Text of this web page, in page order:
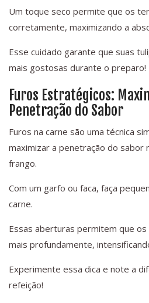
Um toque seco permite que os
corretamente, maximizando a
Esse cuidado garante que suas
mais gostosas durante o preparo!
Furos Estratégicos:
Penetração do Sabor
Furos na carne são uma técnica
maximizar a penetração do sabor
frango.
Com um garfo ou faca, faça
carne.
Essas aberturas permitem que
mais profundamente,
Experimente essa dica e note a
refeição!